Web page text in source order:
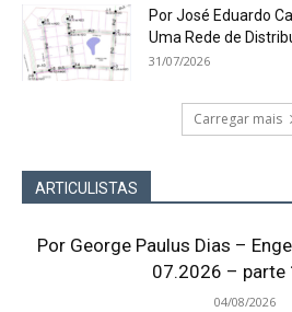
Por José Eduardo
Uma Rede de
31/07/2026
Carregar mais
ARTICULISTAS
Por George Paulus Dias –
07.2026 – parte
04/08/2026